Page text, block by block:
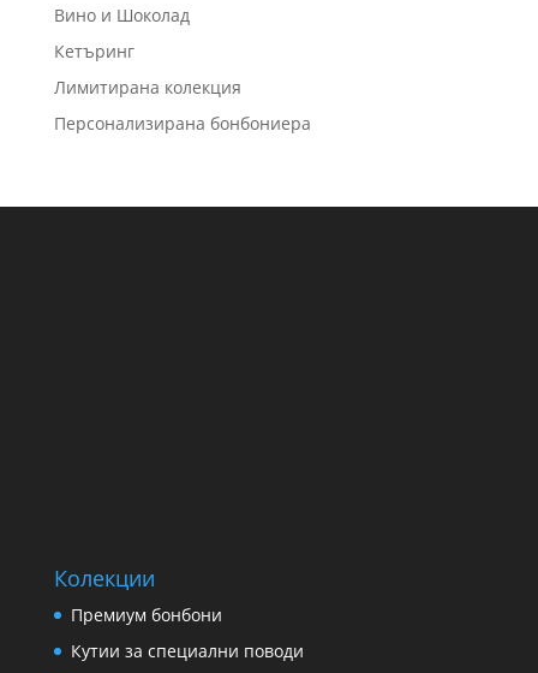
Вино и Шоколад
Кетъринг
Лимитирана колекция
Персонализирана бонбониера
Колекции
Премиум бонбони
Кутии за специални поводи